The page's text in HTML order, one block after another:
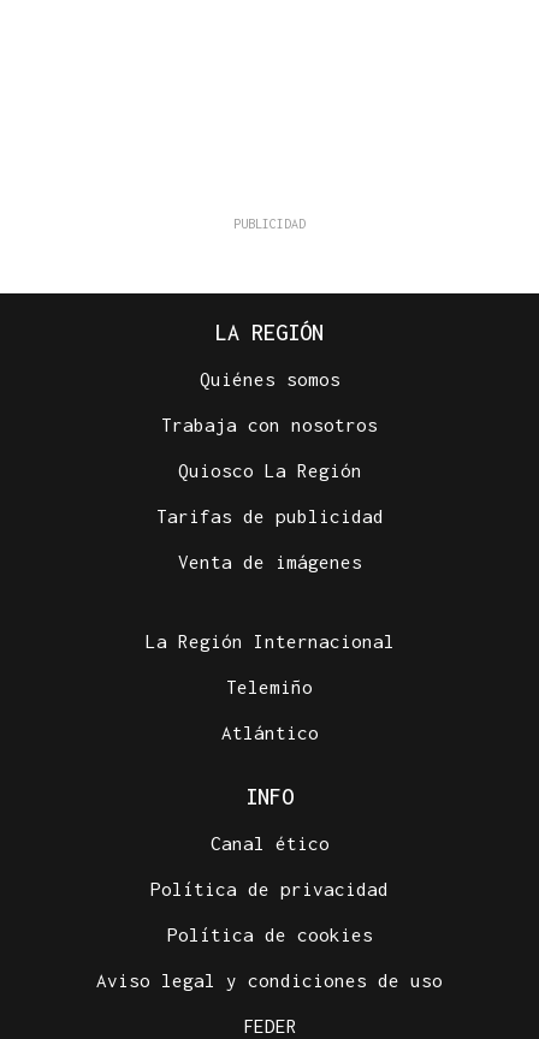
LA REGIÓN
Quiénes somos
Trabaja con nosotros
Quiosco La Región
Tarifas de publicidad
Venta de imágenes
La Región Internacional
Telemiño
Atlántico
INFO
Canal ético
Política de privacidad
Política de cookies
Aviso legal y condiciones de uso
FEDER